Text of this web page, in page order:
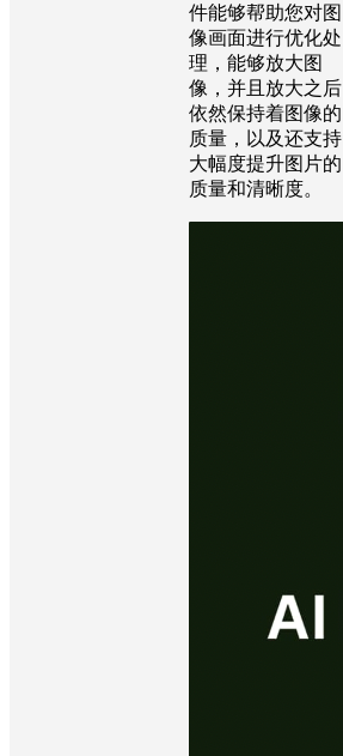
件能够帮助您对图
像画面进行优化处
理，能够放大图
像，并且放大之后
依然保持着图像的
质量，以及还支持
大幅度提升图片的
质量和清晰度。